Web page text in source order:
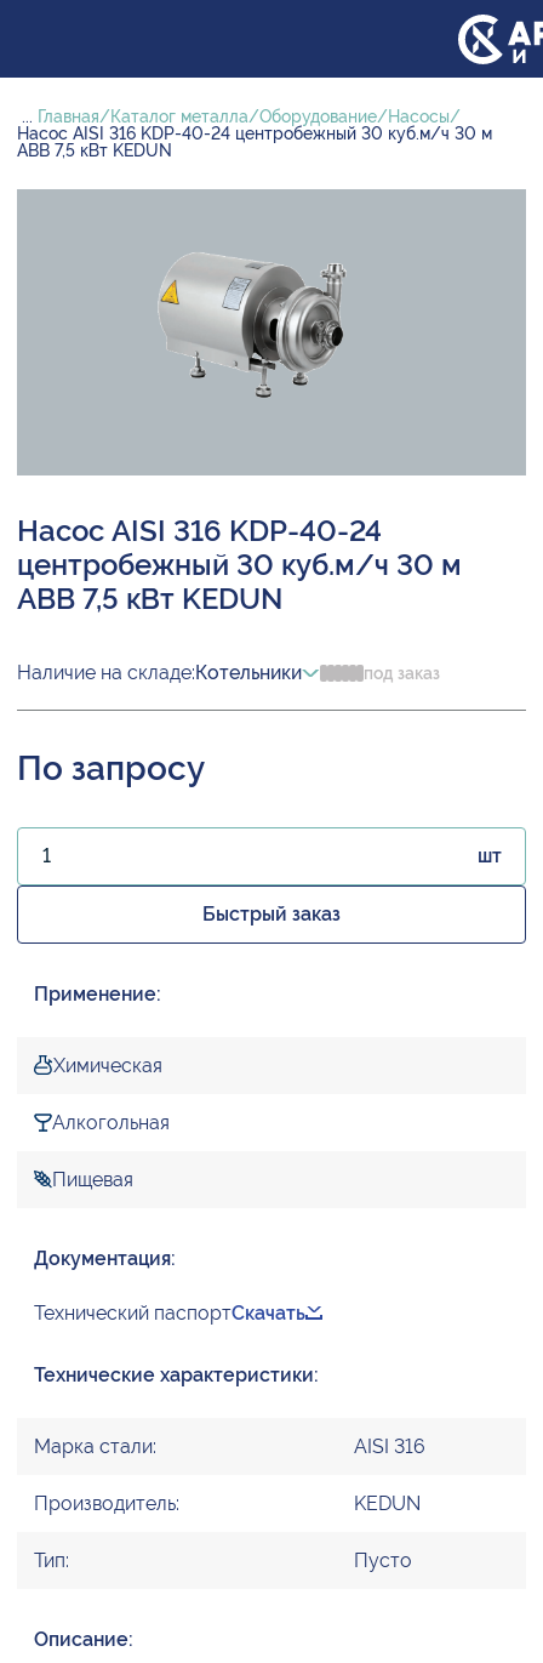
... Главная Каталог металла Оборудование
Насосы
Насос AISI 316 KDP-40-24 центробежный 30 куб.м/ч 30 м
ABB 7,5 кВт KEDUN
Насос AISI 316 KDP-40-24
центробежный 30 куб.м/ч 30 м
ABB 7,5 кВт KEDUN
Наличие на складе:Котельники под заказ
По запросу
шт
Быстрый заказ
Применение:
Химическая
Алкогольная
Пищевая
Документация:
Технический паспортСкачать
Технические характеристики:
Марка стали: AISI 316
Производитель: KEDUN
Тип: Пусто
Описание: